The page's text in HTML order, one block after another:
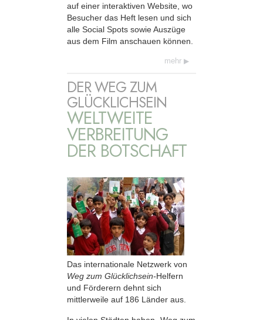
auf einer interaktiven Website, wo
Besucher das Heft lesen und sich
alle Social Spots sowie Auszüge
aus dem Film anschauen können.
mehr
DER WEG ZUM
GLÜCKLICHSEIN
WELTWEITE
VERBREITUNG
DER BOTSCHAFT
Das internationale Netzwerk von
Weg zum Glücklichsein-Helfern
und Förderern dehnt sich
mittlerweile auf 186 Länder aus.